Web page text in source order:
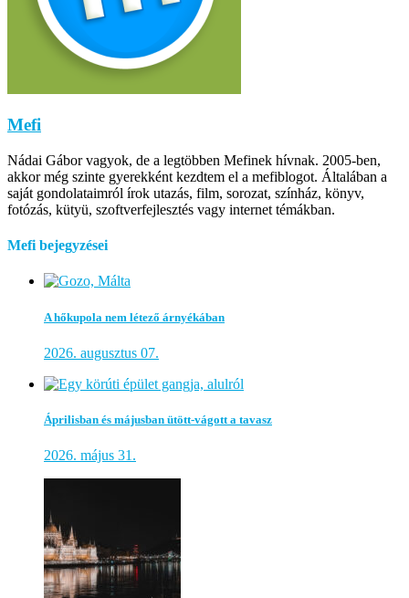
Mefi
Nádai Gábor vagyok, de a legtöbben Mefinek hívnak. 2005-ben,
akkor még szinte gyerekként kezdtem el a mefiblogot. Általában a
saját gondolataimról írok utazás, film, sorozat, színház, könyv,
fotózás, kütyü, szoftverfejlesztés vagy internet témákban.
Mefi bejegyzései
A hőkupola nem létező árnyékában
2026. augusztus 07.
Áprilisban és májusban ütött-vágott a tavasz
2026. május 31.